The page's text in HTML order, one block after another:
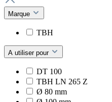
Marque
TBH
A utiliser pour
DT 100
TBH LN 265 Z
Ø 80 mm